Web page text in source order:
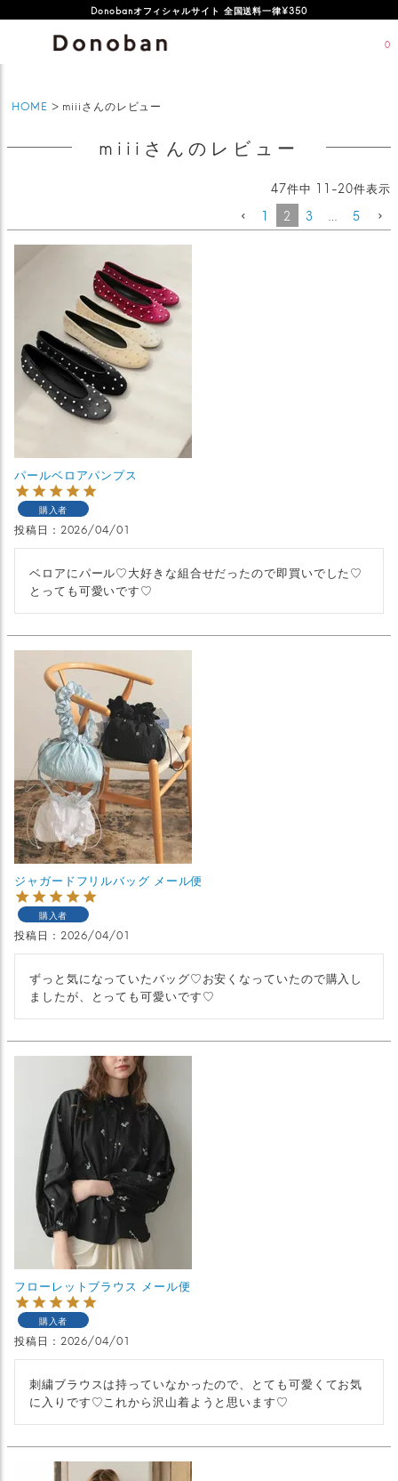
Donobanオフィシャルサイト 全国送料一律¥350
オフィシャルサイト新規会員登録特典 500ポイントプレゼント
0
HOME miiiさんのレビュー
miiiさんのレビュー
47件中 11 -20件表示
1
2 3 … 5
パールベロアパンプス
購入者
投稿日 2026/04/01
ベロアにパール♡大好きな組合せだったので即買いでした♡
とっても可愛いです♡
ジャガードフリルバッグ メール便
購入者
投稿日 2026/04/01
ずっと気になっていたバッグ♡お安くなっていたので購入し
ましたが、とっても可愛いです♡
フローレットブラウス メール便
購入者
投稿日 2026/04/01
刺繍ブラウスは持っていなかったので、とても可愛くてお気
に入りです♡これから沢山着ようと思います♡